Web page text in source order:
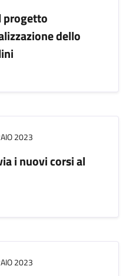
progetto
dello
2023
i nuovi corsi al
2023